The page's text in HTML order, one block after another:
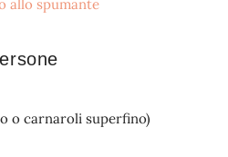
o carnaroli superfino)